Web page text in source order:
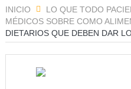
INICIO
LO QUE TODO
MÉDICOS SOBRE COMO
DIETARIOS QUE DEBEN DAR